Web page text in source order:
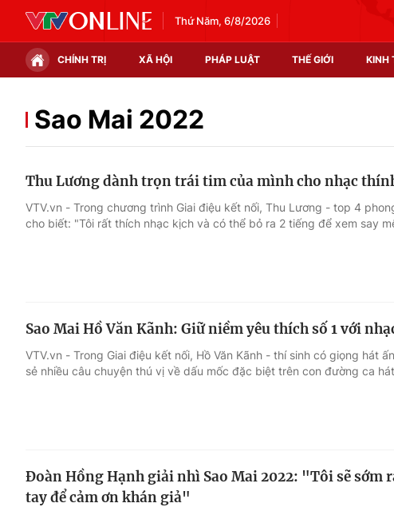
Thứ Năm, 6/8/2026
CHÍNH TRỊ XÃ HỘI PHÁP LUẬT THẾ GIỚI KINH
Chính trị
Thế giới đó đây
Thị trường
Điện ảnh
Âm nhạc
Sao Mai 2022
Thu Lương dành trọn trái tim của mình cho nhạc
VTV.vn - Trong chương trình Giai điệu kết nối, Thu Lương - top 4
cho biết: "Tôi rất thích nhạc kịch và có thể bỏ ra 2 tiếng để xem say
Sao Mai Hồ Văn Kãnh: Giữ niềm yêu thích số 1 với
VTV.vn - Trong Giai điệu kết nối, Hồ Văn Kãnh - thí sinh có giọng hát
sẻ nhiều câu chuyện thú vị về dấu mốc đặc biệt trên con đường ca
Đoàn Hồng Hạnh giải nhì Sao Mai 2022: "Tôi sẽ sớm
tay để cảm ơn khán giả"